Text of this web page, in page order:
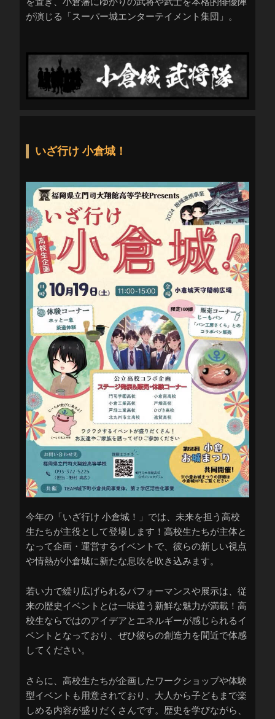
を置き、小倉藩にゆかりの武将や武士を本格的俳優陣
が演じる「スーパー城エンターテイメント集団」。
いざ行け 小倉城！
今年の「いざ行け 小倉城！」では、未来を担う高校
生たちが主役として登場します！高校生たちが主体と
なって企画・運営するイベントで、彼らの新しい視点
や情熱が小倉城に新たな息吹を吹き込みます。
若い力で繰り広げられるパフォーマンスや展示は、従
来の歴史イベントとは一味違う新鮮な魅力が満載！高
校生ならではのアイデアとエネルギーが感じられるイ
ベントとなっており、ぜひ彼らの創造力を間近で体感
してください。
さらに、高校生たちが企画したワークショップや体験
型イベントも用意されており、大人から子どもまで楽
しめる内容が盛りだくさんです。歴史を学びながら、